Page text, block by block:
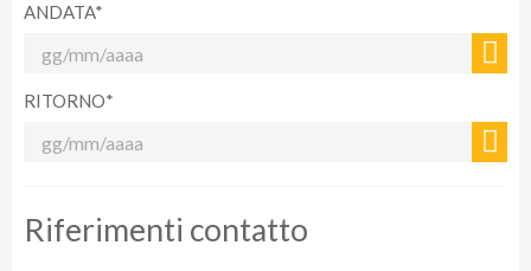
ANDATA*
RITORNO*
Riferimenti contatto